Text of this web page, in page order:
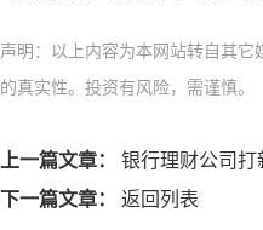
声明：以上内容为本网站转自其
的真实性。投资有风险，需谨慎。
上一篇文章：
银行理财公司打
下一篇文章：
返回列表